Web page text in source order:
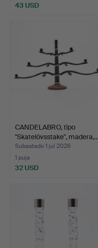
43 USD
CANDELABRO, tipo
"Skatelövsstake",
Subastado 1 jul 2026
1 puja
32 USD